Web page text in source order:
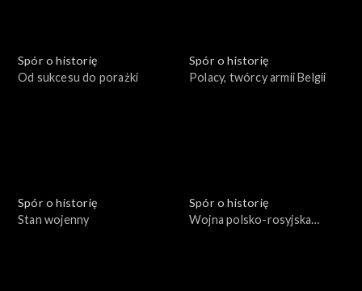
Spór o historię
Od sukcesu do porażki
Spór o historię
Polacy, twórcy armii Belgii
Spór o historię
Stan wojenny
Spór o historię
Wojna polsko-rosyjska